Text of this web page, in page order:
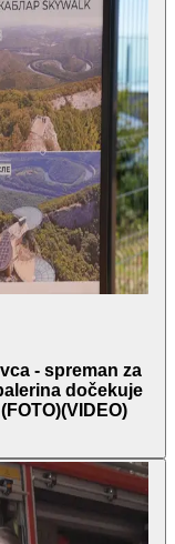
- spreman za
dočekuje